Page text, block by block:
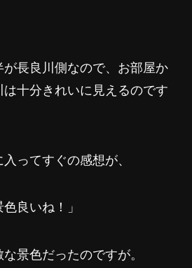
長良川側なので、お部屋か
は十分きれいに見えるのです
ってすぐの感想が、
良いね！」
景色だったのですが。